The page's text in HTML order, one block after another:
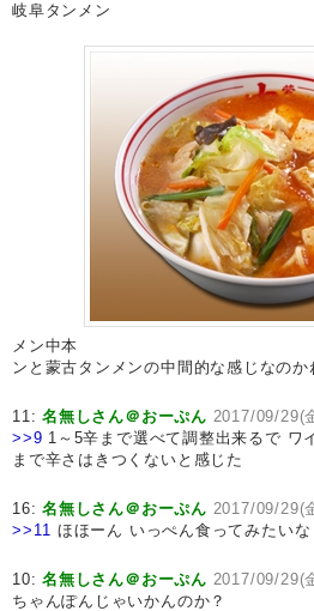
岐阜タンメン
メン中本
ンと蒙古タンメンの中間的な感じなのか
11:名無しさん＠おーぷん 2017/09/29(
>>9 1～5辛まで選べて調整出来るで ワ
まで辛さはきつくないと感じた
16:名無しさん＠おーぷん 2017/09/29(
>>11 ほほーん いっぺん食ってみたいな
10:名無しさん＠おーぷん 2017/09/29(
ちゃんぽんじゃいかんのか？